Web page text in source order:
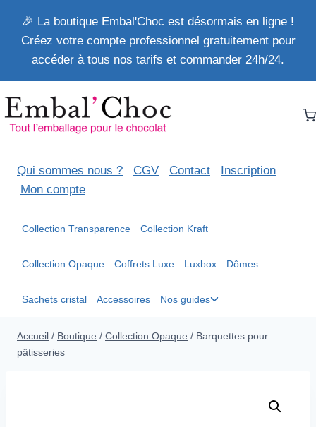
contenu
🎉 La boutique Embal'Choc est désormais en ligne !
Créez votre compte professionnel gratuitement pour
accéder à tous nos tarifs et commander 24h/24.
Qui sommes nous ? CGV Contact
Inscription
Mon compte
Collection Transparence Collection Kraft
Collection Opaque Coffrets Luxe Luxbox Dômes
Sachets cristal Accessoires Nos guides
enfant
Accueil / Boutique / Collection Opaque / Barquettes pour
pâtisseries